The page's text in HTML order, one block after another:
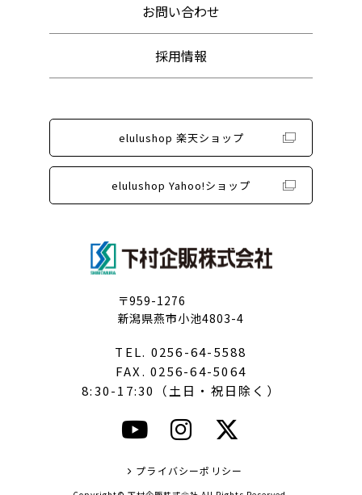
お問い合わせ
採用情報
elulushop 楽天ショップ
elulushop Yahoo!ショップ
〒959-1276
新潟県燕市小池4803-4
TEL. 0256-64-5588
FAX. 0256-64-5064
8:30-17:30（土日・祝日除く）
プライバシーポリシー